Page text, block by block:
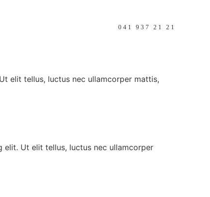
041 937 21 21
elit tellus, luctus nec ullamcorper mattis,
elit. Ut elit tellus, luctus nec ullamcorper